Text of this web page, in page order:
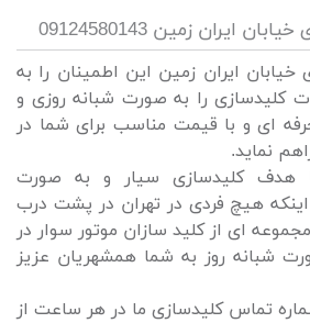
ایران زمین 09124580143
ایران زمین این اطمینان را به
را به صورت شبانه روزی و
ای و با قیمت مناسب برای شما در
نماید.
هدف کلیدسازی سیار و به صورت
هیچ فردی در تهران در پشت درب
ای از کلید سازان موتور سوار در
شبانه روز به شما همشهریان عزیز
تماس کلیدسازی ما در هر ساعت از